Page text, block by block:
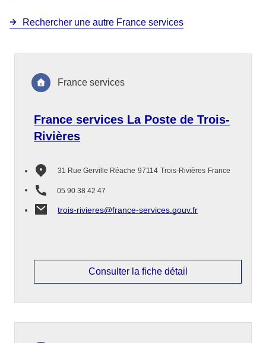
Rechercher une autre France services
France services La Poste de Trois-
Rivières
31 Rue Gerville Réache 97114 Trois-Rivières France
05 90 38 42 47
trois-rivieres@france-services.gouv.fr
France services
Consulter la fiche détail